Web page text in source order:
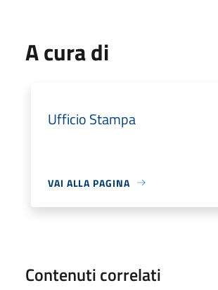
A cura di
Ufficio Stampa
VAI ALLA PAGINA
Contenuti correlati